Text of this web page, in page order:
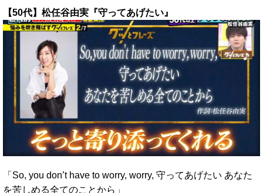
【50代】松任谷由実『守ってあげたい』
「So, you don’t have to worry, worry, 守ってあげたい あなた
を苦しめる全てのことから」